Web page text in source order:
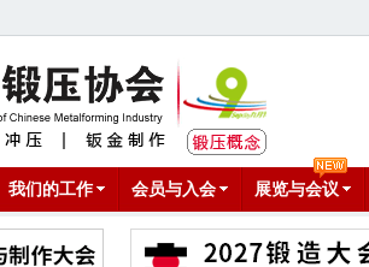
我们的工作 会员与入会 展览与会议